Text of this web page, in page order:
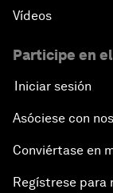
Vídeos
Participe en
Iniciar sesión
Asóciese con
Conviértase en
Regístrese para